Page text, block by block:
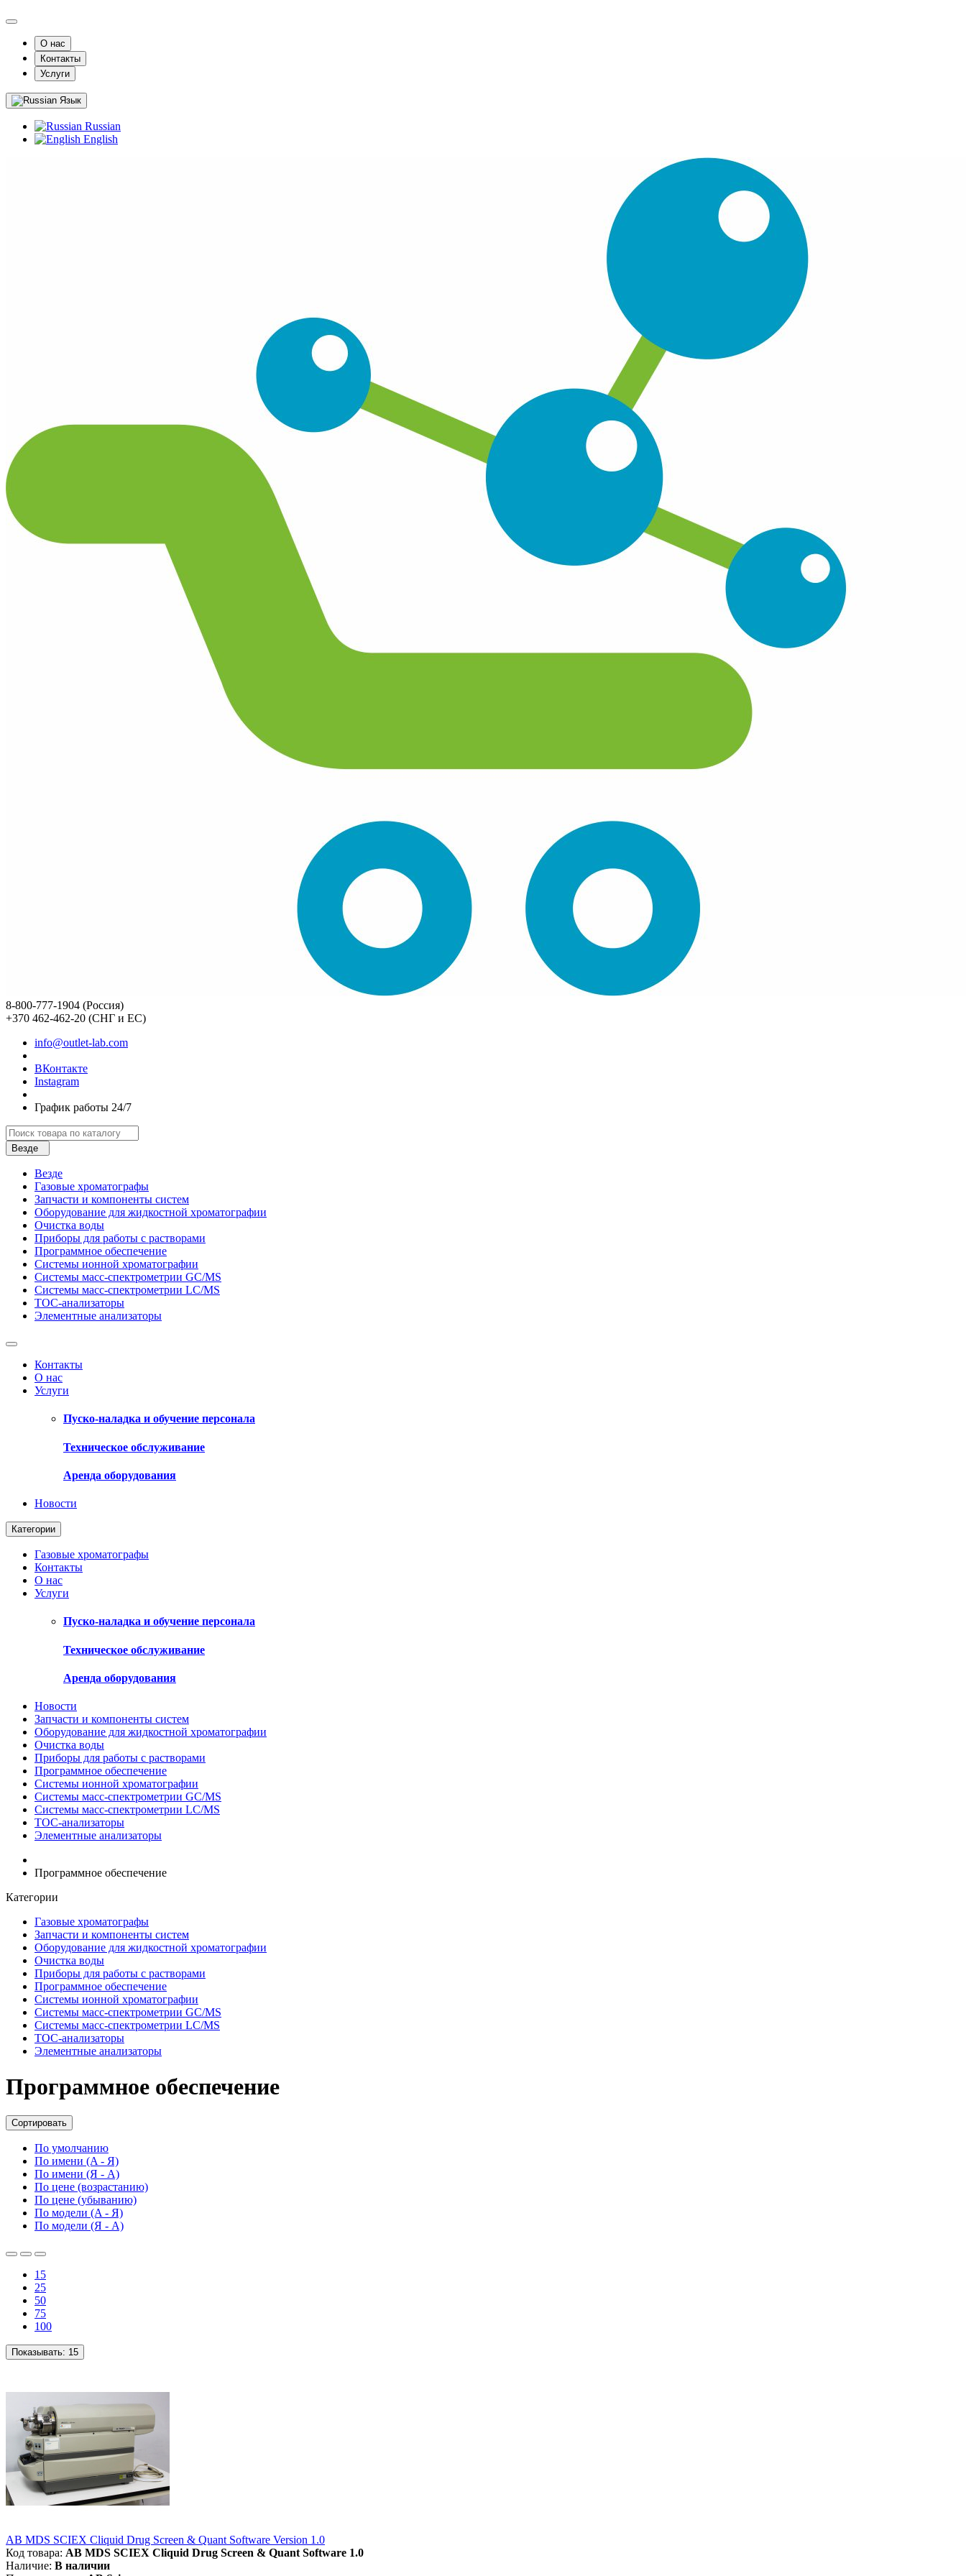
О нас
Контакты
Услуги
Язык
Russian
English
8-800-777-1904 (Россия)
+370 462-462-20 (СНГ и ЕС)
info@outlet-lab.com
ВКонтакте
Instagram
График работы 24/7
Везде
Везде
Газовые хроматографы
Запчасти и компоненты систем
Оборудование для жидкостной хроматографии
Очистка воды
Приборы для работы с растворами
Программное обеспечение
Системы ионной хроматографии
Системы масс-спектрометрии GC/MS
Системы масс-спектрометрии LC/MS
ТОС-анализаторы
Элементные анализаторы
Контакты
О нас
Услуги
Пуско-наладка и обучение персонала
Техническое обслуживание
Аренда оборудования
Новости
Категории
Газовые хроматографы
Контакты
О нас
Услуги
Пуско-наладка и обучение персонала
Техническое обслуживание
Аренда оборудования
Новости
Запчасти и компоненты систем
Оборудование для жидкостной хроматографии
Очистка воды
Приборы для работы с растворами
Программное обеспечение
Системы ионной хроматографии
Системы масс-спектрометрии GC/MS
Системы масс-спектрометрии LC/MS
ТОС-анализаторы
Элементные анализаторы
Программное обеспечение
Категории
Газовые хроматографы
Запчасти и компоненты систем
Оборудование для жидкостной хроматографии
Очистка воды
Приборы для работы с растворами
Программное обеспечение
Системы ионной хроматографии
Системы масс-спектрометрии GC/MS
Системы масс-спектрометрии LC/MS
ТОС-анализаторы
Элементные анализаторы
Программное обеспечение
Сортировать
По умолчанию
По имени (A - Я)
По имени (Я - A)
По цене (возрастанию)
По цене (убыванию)
По модели (A - Я)
По модели (Я - A)
15
25
50
75
100
Показывать: 15
AB MDS SCIEX Cliquid Drug Screen & Quant Software Version 1.0
Код товара: AB MDS SCIEX Cliquid Drug Screen & Quant Software 1.0
Наличие: В наличии